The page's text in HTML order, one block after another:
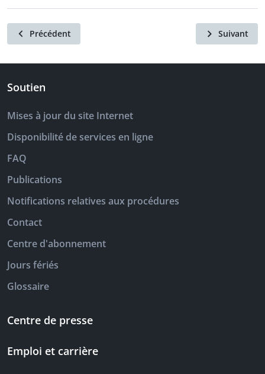
Précédent Suivant
Soutien
Mises à jour du site Internet
Disponibilité de services en ligne
FAQ
Publications
Notifications relatives aux procédures
Contact
Centre d'abonnement
Jours fériés
Glossaire
Centre de presse
Emploi et carrière